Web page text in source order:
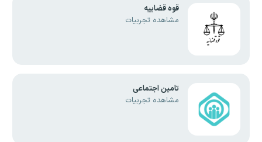
قوه قضاییه
مشاهده تجربیات
تامین اجتماعی
مشاهده تجربیات